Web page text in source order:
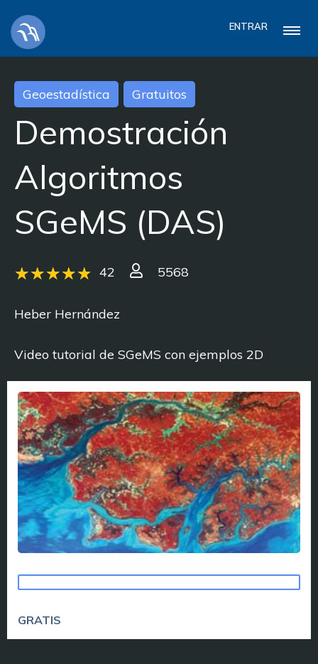
ENTRAR
Geoestadística Gratuitos
Demostración
Algoritmos
SGeMS (DAS)
42 5568
Heber Hernández
Video tutorial de SGeMS con ejemplos 2D
GRATIS